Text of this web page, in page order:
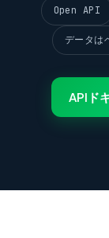
Open API
データは
APIド